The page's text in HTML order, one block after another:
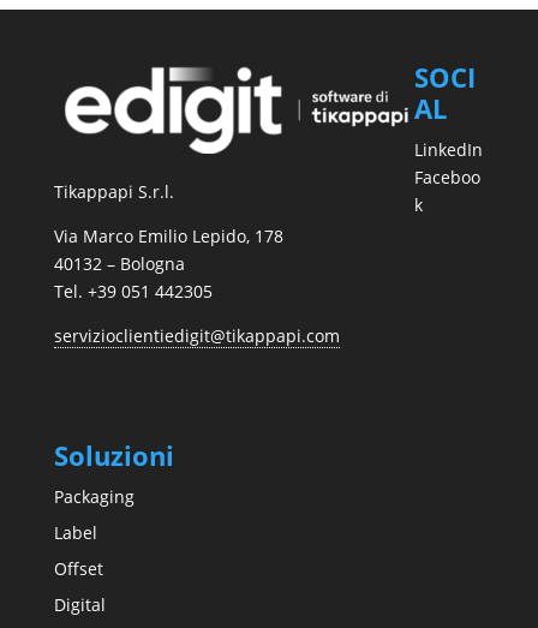
Tikappapi S.r.l.
Via Marco Emilio Lepido, 178
40132 – Bologna
Tel. +39 051 442305
servizioclientiedigit@tikappapi.com
SOCI
AL
LinkedIn
Faceboo
k
Soluzioni
Packaging
Label
Offset
Digital